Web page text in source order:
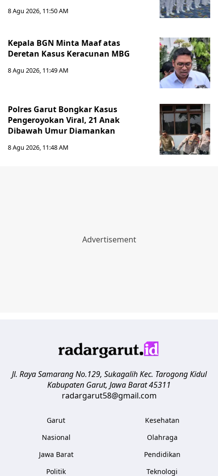
8 Agu 2026, 11:50 AM
Kepala BGN Minta Maaf atas
Deretan Kasus Keracunan MBG
8 Agu 2026, 11:49 AM
Polres Garut Bongkar Kasus
Pengeroyokan Viral, 21 Anak
Dibawah Umur Diamankan
8 Agu 2026, 11:48 AM
Jl. Raya Samarang No.129, Sukagalih Kec. Tarogong Kidul
Kabupaten Garut, Jawa Barat45311
radargarut58@gmail.com
Garut
Nasional
Jawa Barat
Politik
Kesehatan
Olahraga
Pendidikan
Teknologi